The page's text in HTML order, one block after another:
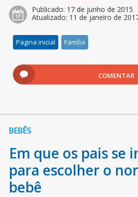
Publicado: 17 de junho de 2015
Atualizado: 11 de janeiro de
Pagina inicial Família
COMENTAR
BEBÊS
Em que os pais se
para escolher o
bebê